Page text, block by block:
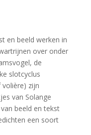
en beeld werken in
over onder
de
slotcyclus
volière) zijn
van Solange
beeld en tekst
een soort